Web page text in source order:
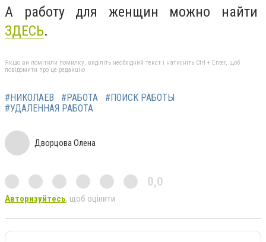
А работу для женщин можно найти
ЗДЕСЬ.
Якщо ви помітили помилку, виділіть необхідний текст і натисніть Ctrl + Enter, щоб
повідомити про це редакцію
#НИКОЛАЕВ #РАБОТА
#ПОИСК РАБОТЫ
#УДАЛЕННАЯ РАБОТА
Дворцова Олена
0,0
Авторизуйтесь, щоб оцінити